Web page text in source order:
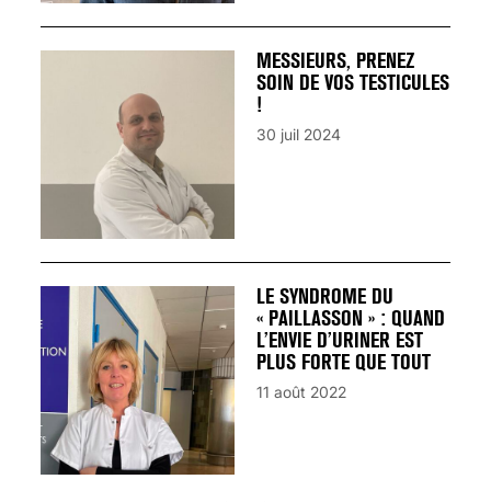
MESSIEURS, PRENEZ
SOIN DE VOS TESTICULES
!
30 juil 2024
LE SYNDROME DU
« PAILLASSON » : QUAND
L’ENVIE D’URINER EST
PLUS FORTE QUE TOUT
11 août 2022